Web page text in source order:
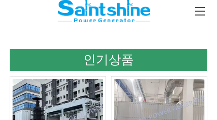
인기상품